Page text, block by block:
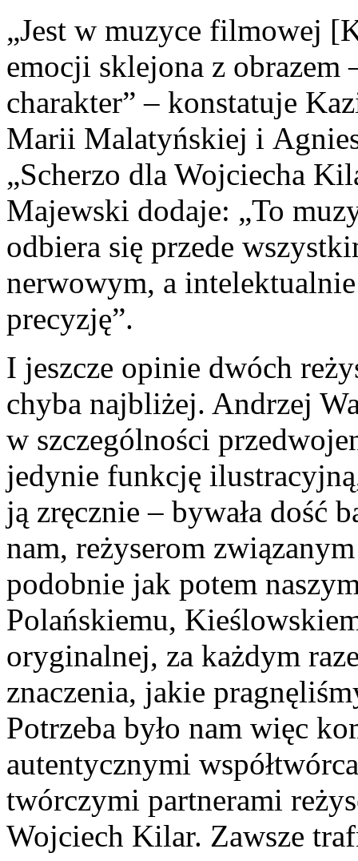
„Jest w muzyce filmowej
emocji sklejona z
charakter” – konstatuje
Marii Malatyńskiej i
„Scherzo dla Wojciecha
Majewski dodaje: „To
odbiera się przede
nerwowym, a
precyzję”.
I jeszcze opinie dwóch
chyba najbliżej. Andrzej
w szczególności
jedynie funkcję
ją zręcznie – bywała dość
nam, reżyserom
podobnie jak potem
Polańskiemu,
oryginalnej, za każdym
znaczenia, jakie
Potrzeba było nam więc
autentycznymi
twórczymi partnerami
Wojciech Kilar. Zawsze